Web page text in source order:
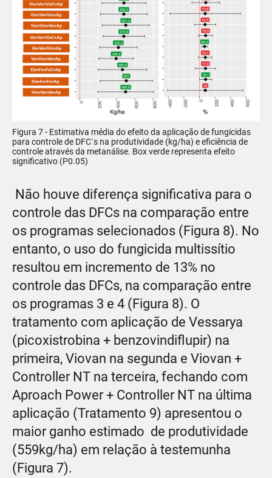
Figura 7 - Estimativa média do efeito da aplicação de fungicidas
para controle de DFC`s na produtividade (kg/ha) e eficiência de
controle através da metanálise. Box verde representa efeito
significativo (P0.05)
Não houve diferença significativa para o
controle das DFCs na comparação entre
os programas selecionados (Figura 8). No
entanto, o uso do fungicida multissítio
resultou em incremento de 13% no
controle das DFCs, na comparação entre
os programas 3 e 4 (Figura 8). O
tratamento com aplicação de Vessarya
(picoxistrobina + benzovindiflupir) na
primeira, Viovan na segunda e Viovan +
Controller NT na terceira, fechando com
Aproach Power + Controller NT na última
aplicação (Tratamento 9) apresentou o
maior ganho estimado de produtividade
(559kg/ha) em relação à testemunha
(Figura 7).